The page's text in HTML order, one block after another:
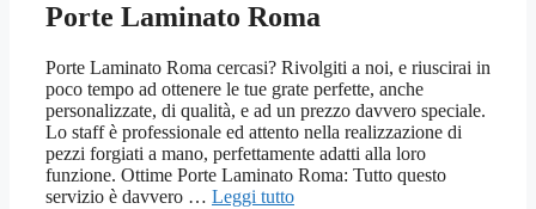
Porte Laminato Roma
Porte Laminato Roma cercasi? Rivolgiti a noi, e riuscirai in
poco tempo ad ottenere le tue grate perfette, anche
personalizzate, di qualità, e ad un prezzo davvero speciale.
Lo staff è professionale ed attento nella realizzazione di
pezzi forgiati a mano, perfettamente adatti alla loro
funzione. Ottime Porte Laminato Roma: Tutto questo
servizio è davvero … Leggi tutto